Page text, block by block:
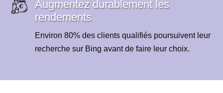
Augmentez durablement les
rendements
Environ 80% des clients qualifiés poursuivent leur
recherche sur Bing avant de faire leur choix.